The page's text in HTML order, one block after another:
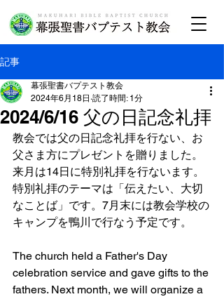
記事
2024/6/16 父の日記念礼拝
幕張聖書バプテスト教会
2024年6月18日 読了時間: 1分
教会では父の日記念礼拝を行ない、お
父さま方にプレゼントを贈りました。
来月は14日に特別礼拝を行ないます。
特別礼拝のテーマは「伝えたい、大切
なことば」です。7月末には教会学校の
キャンプを鴨川で行なう予定です。
The church held a Father's Day
celebration service and gave gifts to the
fathers. Next month, we will organize a